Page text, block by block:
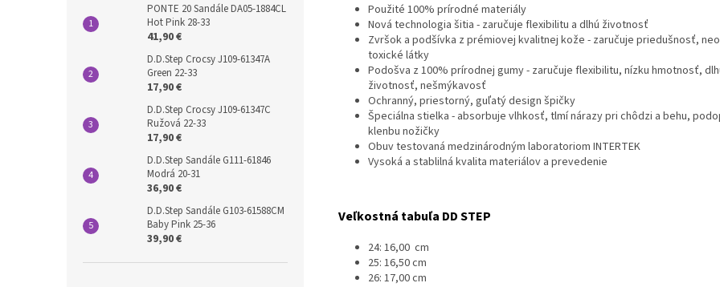
PONTE 20 Sandále DA05-1884CL
Hot Pink 28-33
41,90 €
D.D.Step Crocsy J109-61347A
Green 22-33
17,90 €
D.D.Step Crocsy J109-61347C
Ružová 22-33
17,90 €
D.D.Step Sandále G111-61846
Modrá 20-31
36,90 €
D.D.Step Sandále G103-61588CM
Baby Pink 25-36
39,90 €
Použité 100% prírodné materiály
Nová technologia šitia - zaručuje flexibilitu a dlhú životnosť
Zvršok a podšívka z prémiovej kvalitnej kože - zaručuje priedušnosť,
toxické látky
Podošva z 100% prírodnej gumy - zaručuje flexibilitu, nízku hmotnosť,
životnosť, nešmýkavosť
Ochranný, priestorný, guľatý design špičky
Špeciálna stielka - absorbuje vlhkosť, tlmí nárazy pri chôdzi a behu,
klenbu nožičky
Obuv testovaná medzinárodným laboratoriom INTERTEK
Vysoká a stablilná kvalita materiálov a prevedenie
Veľkostná tabuľa DD STEP
24: 16,00 cm
25: 16,50 cm
26: 17,00 cm